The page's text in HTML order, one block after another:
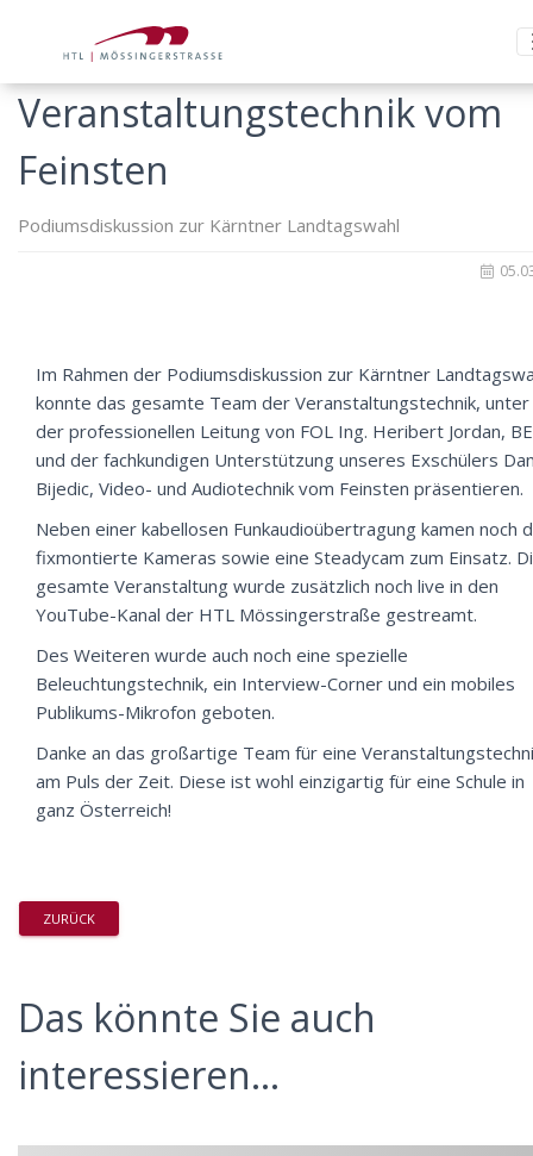
Veranstaltungstechnik vom
Feinsten
Podiumsdiskussion zur Kärntner Landtagswahl
Im Rahmen der Podiumsdiskussion zur Kärntner
konnte das gesamte Team der Veranstaltungstechnik, unter
der professionellen Leitung von FOL Ing. Heribert Jordan,
und der fachkundigen Unterstützung unseres Exschülers
Bijedic, Video- und Audiotechnik vom Feinsten präsentieren.
Neben einer kabellosen Funkaudioübertragung kamen noch
fixmontierte Kameras sowie eine Steadycam zum Einsatz.
gesamte Veranstaltung wurde zusätzlich noch live in den
YouTube-Kanal der HTL Mössingerstraße gestreamt.
Des Weiteren wurde auch noch eine spezielle
Beleuchtungstechnik, ein Interview-Corner und ein mobiles
Publikums-Mikrofon geboten.
Danke an das großartige Team für eine
am Puls der Zeit. Diese ist wohl einzigartig für eine Schule in
ganz Österreich!
ZURÜCK
Das könnte Sie auch
interessieren...